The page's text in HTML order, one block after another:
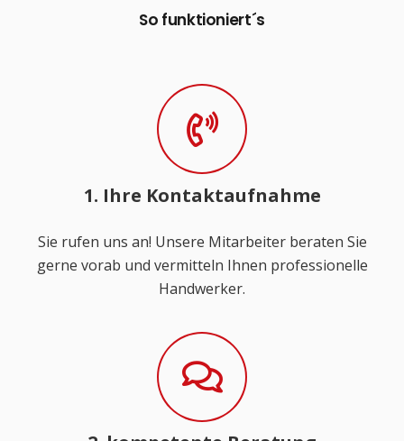
So funktioniert´s
1. Ihre Kontaktaufnahme
Sie rufen uns an! Unsere Mitarbeiter beraten Sie
gerne vorab und vermitteln Ihnen professionelle
Handwerker.